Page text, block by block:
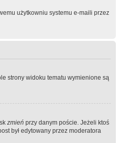
użytkowniu systemu e-maili przez
strony widoku tematu wymienione są
zmień przy danym poście. Jeżeli ktoś
był edytowany przez moderatora